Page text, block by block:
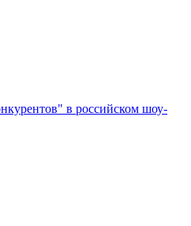
в российском шоу-